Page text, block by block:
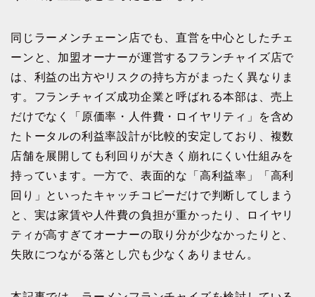
同じラーメンチェーン店でも、直営を中心としたチェ
ーンと、加盟オーナーが運営するフランチャイズ店で
は、利益の出方やリスクの持ち方がまったく異なりま
す。フランチャイズ成功企業と呼ばれる本部は、売上
だけでなく「原価率・人件費・ロイヤリティ」を含め
たトータルの利益率設計が比較的安定しており、複数
店舗を展開しても利回りが大きく崩れにくい仕組みを
持っています。一方で、表面的な「高利益率」「高利
回り」といったキャッチコピーだけで判断してしまう
と、実は家賃や人件費の負担が重かったり、ロイヤリ
ティが高すぎてオーナーの取り分が少なかったりと、
失敗につながる落とし穴も少なくありません。